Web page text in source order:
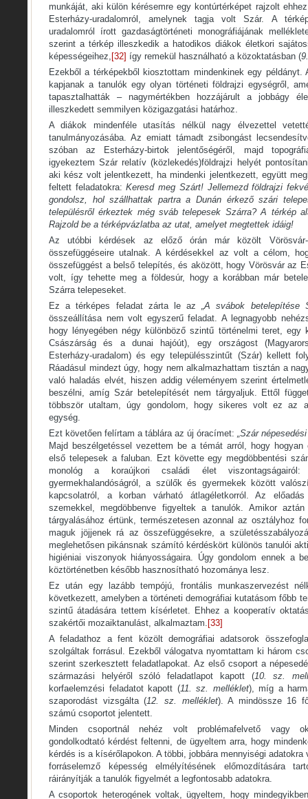
munkáját, aki külön kérésemre egy kontúrtérképet rajzolt
Esterházy-uradalomról, amelynek tagja volt Szár. A
uradalomról írott gazdaságtörténeti monográfiájának
szerint a térkép illeszkedik a hatodikos diákok életkori
képességeihez, [32] így remekül használható a közoktatásban (
Ezekből a térképekből kiosztottam mindenkinek egy
kapjanak a tanulók egy olyan történeti földrajzi egységről,
tapasztalhatták – nagymértékben hozzájárult a jobbágy
illeszkedett semmilyen közigazgatási határhoz.
A diákok mindenféle utasítás nélkül nagy élvezettel
tanulmányozásába. Az emiatt támadt zsibongást
szóban az Esterházy-birtok jelentőségéről, majd
igyekeztem Szár relatív (közlekedés)földrajzi helyét
aki kész volt jelentkezett, ha mindenki jelentkezett, együtt
feltett feladatokra:Keresd meg Szárt! Jellemezd földrajzi
gondolsz, hol szállhattak partra a Dunán érkező szári
településről érkeztek még sváb telepesek Szárra? A térkép
Rajzold be a térképvázlatba az utat, amelyet megtettek idáig!
Az utóbbi kérdések az előző órán már közölt Vörösvár-
összefüggéseire utalnak. A kérdésekkel az volt a célom,
összefüggést a belső telepítés, és aközött, hogy Vörösvár az
volt, így tehette meg a földesúr, hogy a korábban már
Szárra telepeseket.
Ez a térképes feladat zárta le az
„A svábok betelepítése
összeállítása nem volt egyszerű feladat. A legnagyobb
hogy lényegében négy különböző szintű történelmi teret, egy
Császárság és a dunai hajóút), egy országost
Esterházy-uradalom) és egy településszintűt (Szár) kellett
Ráadásul mindezt úgy, hogy nem alkalmazhattam tisztán a
való haladás elvét, hiszen addig véleményem szerint
beszélni, amíg Szár betelepítését nem tárgyaljuk. Ettől
többször utaltam, úgy gondolom, hogy sikeres volt ez az
egység.
Ezt követően felírtam a táblára az új óracímet: „Szár
Majd beszélgetéssel vezettem be a témát arról, hogy hogyan
első telepesek a faluban. Ezt követte egy megdöbbentési
monológ a koraújkori családi élet
gyermekhalandóságról, a szülők és gyermekek között
kapcsolatról, a korban várható átlagéletkorról. Az
szemekkel, megdöbbenve figyeltek a tanulók. Amikor
tárgyalásához értünk, természetesen azonnal az osztályhoz
maguk jöjjenek rá az összefüggésekre, a
meglehetősen pikánsnak számító kérdéskört különös tanulói
higiéniai viszonyok hiányosságaira. Úgy gondolom ennek a
köztörténetben később hasznosítható hozománya lesz.
Ez után egy lazább tempójú, frontális munkaszervezést
következett, amelyben a történeti demográfiai kutatásom főbb
szintű átadására tettem kísérletet. Ehhez a kooperatív
szakértői mozaiktanulást, alkalmaztam. [33]
A feladathoz a fent közölt demográfiai adatsorok
szolgáltak forrásul. Ezekből válogatva nyomtattam ki három
szerint szerkesztett feladatlapokat. Az első csoport a
származási helyéről szóló feladatlapot kapott (10. sz.
korfaelemzési feladatot kapott (11. sz. melléklet), míg a
szaporodást vizsgálta (12. sz. melléklet). A mindössze 16
számú csoportot jelentett.
Minden csoportnál nehéz volt problémafelvető vagy
gondolkodtató kérdést feltenni, de ügyeltem arra, hogy
kérdés is a kísérőlapokon. A többi, jobbára mennyiségi
forráselemző képesség elmélyítésének előmozdítására
ráirányítják a tanulók figyelmét a legfontosabb adatokra.
A csoportok heterogének voltak, ügyeltem, hogy